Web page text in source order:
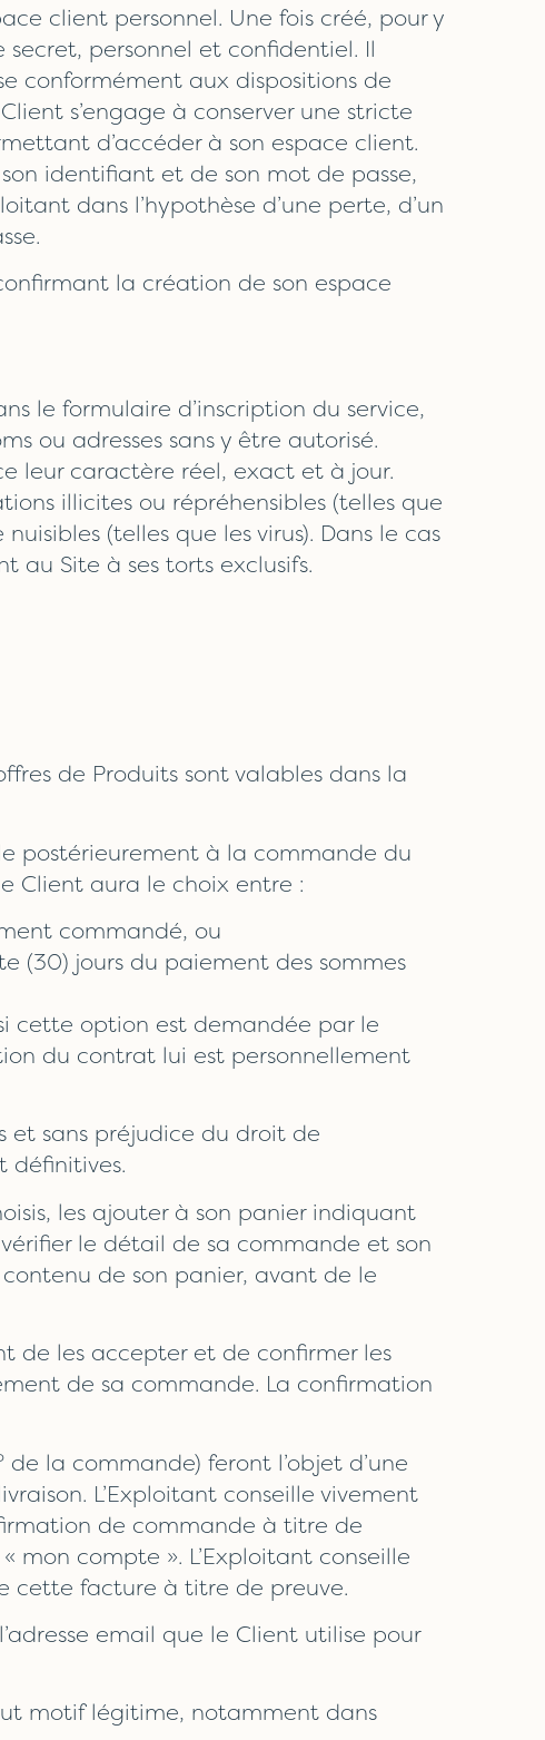
client personnel. Une fois créé, pour y
personnel et confidentiel. Il
conformément aux dispositions de
s’engage à conserver une stricte
d’accéder à son espace client.
identifiant et de son mot de passe,
dans l’hypothèse d’une perte, d’un
la création de son espace
le formulaire d’inscription du service,
ou adresses sans y être autorisé.
leur caractère réel, exact et à jour.
illicites ou répréhensibles (telles que
(telles que les virus). Dans le cas
au Site à ses torts exclusifs.
de Produits sont valables dans la
postérieurement à la commande du
Client aura le choix entre :
commandé, ou
(30) jours du paiement des sommes
cette option est demandée par le
du contrat lui est personnellement
et sans préjudice du droit de
définitives.
les ajouter à son panier indiquant
le détail de sa commande et son
de son panier, avant de le
de les accepter et de confirmer les
de sa commande. La confirmation
la commande) feront l’objet d’une
L’Exploitant conseille vivement
de commande à titre de
mon compte ». L’Exploitant conseille
cette facture à titre de preuve.
email que le Client utilise pour
motif légitime, notamment dans